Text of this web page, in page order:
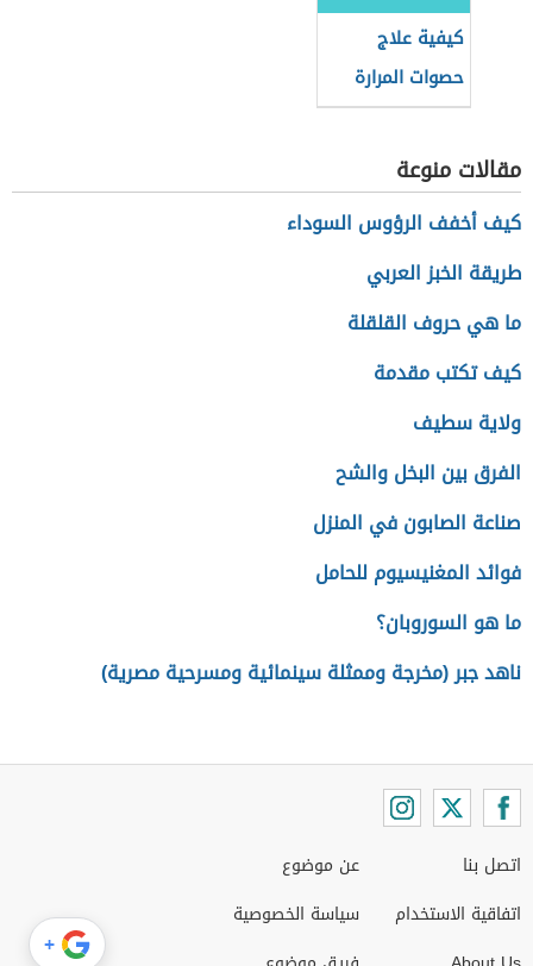
كيفية علاج
حصوات المرارة
مقالات منوعة
كيف أخفف الرؤوس السوداء
طريقة الخبز العربي
ما هي حروف القلقلة
كيف تكتب مقدمة
ولاية سطيف
الفرق بين البخل والشح
صناعة الصابون في المنزل
فوائد المغنيسيوم للحامل
ما هو السوروبان؟
ناهد جبر (مخرجة وممثلة سينمائية ومسرحية مصرية)
اتصل بنا
اتفاقية الاستخدام
عن موضوع
سياسة الخصوصية
+